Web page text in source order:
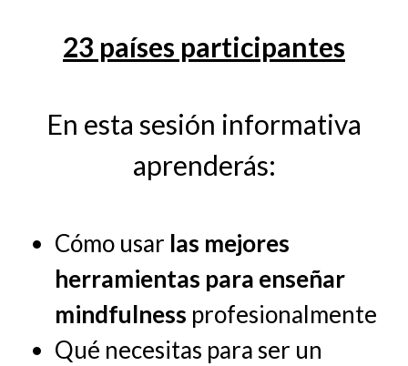
23 países participantes
En esta sesión informativa
aprenderás:
Cómo usar las mejores
herramientas para enseñar
mindfulness profesionalmente
Qué necesitas para ser un